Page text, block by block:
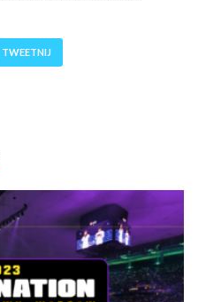
TWEETNIJ